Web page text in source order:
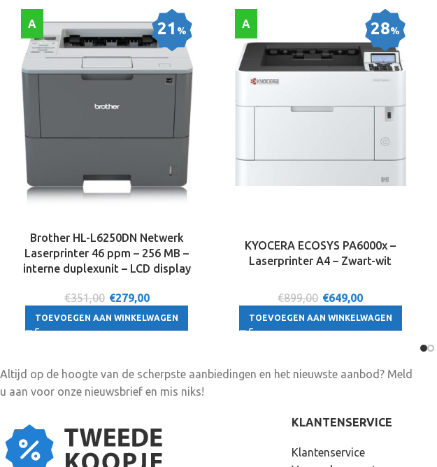
21 %
A
Brother HL-L6250DN Netwerk
Laserprinter 46 ppm – 256 MB –
interne duplexunit – LCD display
€351,00 €279,00
TOEVOEGEN AAN WINKELWAGEN
28%
A
KYOCERA ECOSYS PA6000x –
Laserprinter A4 – Zwart-wit
€899,00 €649,00
TOEVOEGEN AAN WINKELWAGEN
Altijd op de hoogte van de scherpste aanbiedingen en het nieuwste aanbod? Meld
u aan voor onze nieuwsbrief en mis niks!
KLANTENSERVICE
Klantenservice